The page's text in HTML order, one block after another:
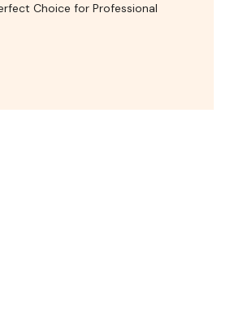
Choice for Professional